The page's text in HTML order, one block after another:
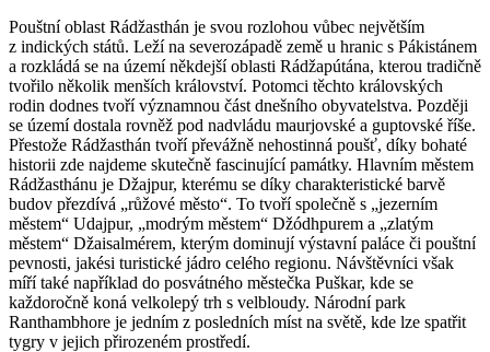
Pouštní oblast Rádžasthán je svou rozlohou vůbec největším
z indických států. Leží na severozápadě země u hranic s Pákistánem
a rozkládá se na území někdejší oblasti Rádžapútána, kterou tradičně
tvořilo několik menších království. Potomci těchto královských
rodin dodnes tvoří významnou část dnešního obyvatelstva. Později
se území dostala rovněž pod nadvládu maurjovské a guptovské říše.
Přestože Rádžasthán tvoří převážně nehostinná poušť, díky bohaté
historii zde najdeme skutečně fascinující památky. Hlavním městem
Rádžasthánu je Džajpur, kterému se díky charakteristické barvě
budov přezdívá „růžové město“. To tvoří společně s „jezerním
městem“ Udajpur, „modrým městem“ Džódhpurem a „zlatým
městem“ Džaisalmérem, kterým dominují výstavní paláce či pouštní
pevnosti, jakési turistické jádro celého regionu. Návštěvníci však
míří také například do posvátného městečka Puškar, kde se
každoročně koná velkolepý trh s velbloudy. Národní park
Ranthambhore je jedním z posledních míst na světě, kde lze spatřit
tygry v jejich přirozeném prostředí.